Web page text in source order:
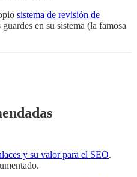
sistema de revisión de
en su sistema (la famosa
y su valor para el SEO.